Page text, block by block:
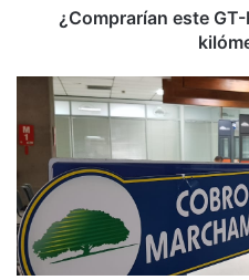
¿Comprarían este
Apoyan
rebaja
de
50%
marchamo
a
autos
que